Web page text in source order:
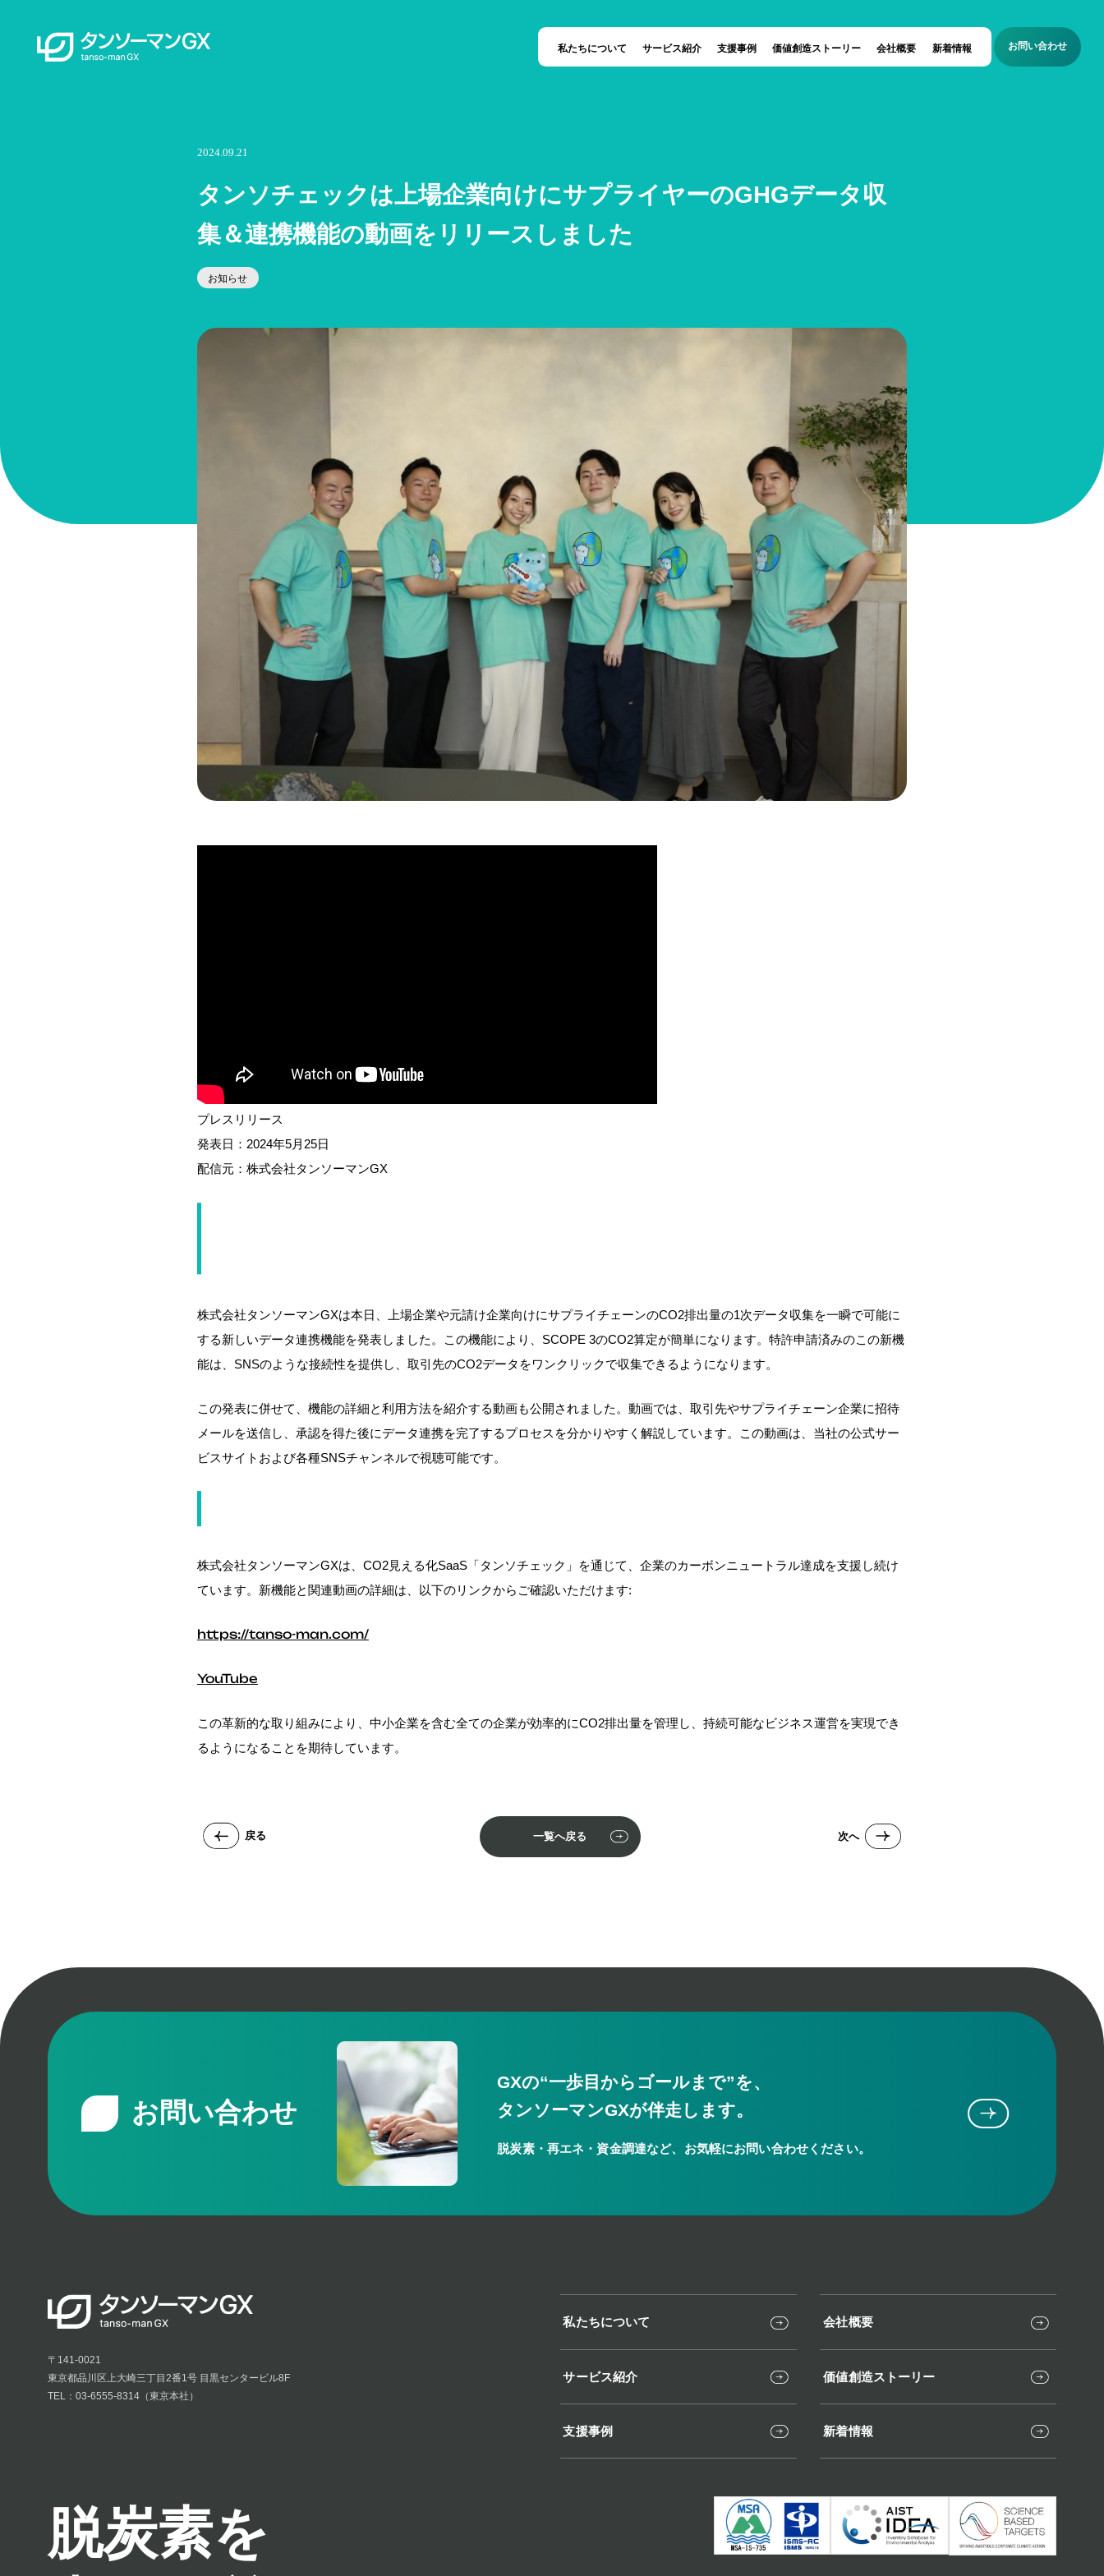
私たちについて サービス紹介 支援事例 価値創造ストーリー 会社概要 新着情報 お問い合わせ
2024.09.21
タンソチェックは上場企業向けにサプライヤーのGHGデータ収
集＆連携機能の動画をリリースしました
お知らせ
プレスリリース
発表日：2024年5月25日
配信元：株式会社タンソーマンGX
株式会社タンソーマンGXは本日、上場企業や元請け企業向けにサプライチェーンのCO2排出量の1次データ収集を一瞬で可能に
する新しいデータ連携機能を発表しました。この機能により、SCOPE 3のCO2算定が簡単になります。特許申請済みのこの新機
能は、SNSのような接続性を提供し、取引先のCO2データをワンクリックで収集できるようになります。
この発表に併せて、機能の詳細と利用方法を紹介する動画も公開されました。動画では、取引先やサプライチェーン企業に招待
メールを送信し、承認を得た後にデータ連携を完了するプロセスを分かりやすく解説しています。この動画は、当社の公式サー
ビスサイトおよび各種SNSチャンネルで視聴可能です。
株式会社タンソーマンGXは、CO2見える化SaaS「タンソチェック」を通じて、企業のカーボンニュートラル達成を支援し続け
ています。新機能と関連動画の詳細は、以下のリンクからご確認いただけます:
https://tanso-man.com/
YouTube
この革新的な取り組みにより、中小企業を含む全ての企業が効率的にCO2排出量を管理し、持続可能なビジネス運営を実現でき
るようになることを期待しています。
戻る 一覧へ戻る 次へ
お問い合わせ
GXの“一歩目からゴールまで”を、
タンソーマンGXが伴走します。
脱炭素・再エネ・資金調達など、お気軽にお問い合わせください。
〒141-0021
東京都品川区上大崎三丁目2番1号 目黒センタービル8F
TEL：03-6555-8314（東京本社）
私たちについて
サービス紹介
支援事例
会社概要
価値創造ストーリー
新着情報
脱炭素を